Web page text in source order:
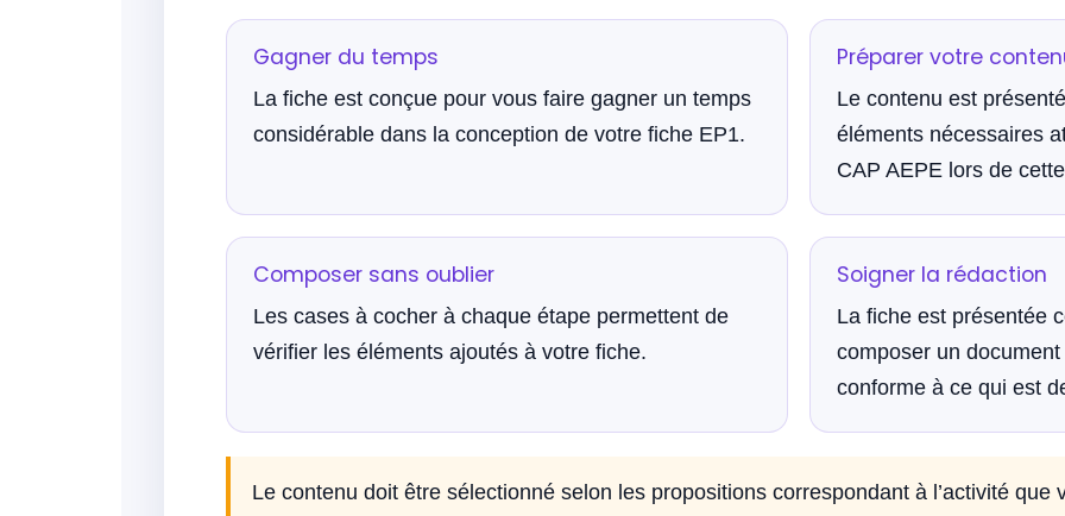
Gagner du temps
La fiche est conçue pour vous faire gagner un temps
considérable dans la conception de votre fiche EP1.
Préparer votre
Le contenu est
éléments nécessaires
CAP AEPE lors de
Composer sans oublier
Les cases à cocher à chaque étape permettent de
vérifier les éléments ajoutés à votre fiche.
Soigner la rédaction
La fiche est présentée
composer un
conforme à ce qui est
Le contenu doit être sélectionné selon les propositions correspondant à l’activité que